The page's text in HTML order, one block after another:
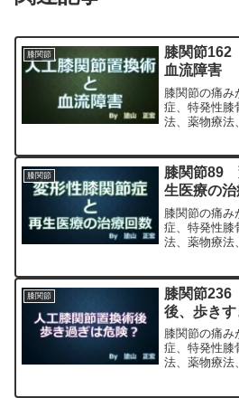
膝関節
膝関節162
血流障害
膝関節の痛み
症、特発性膝
法、薬物療法
専門医（人工
宏が色々と説
膝関節
膝関節89
生医療の
膝関節の痛み
症、特発性膝
法、薬物療法
専門医（人工
宏が色々と説
膝関節
膝関節
後、歩き
膝関節の痛み
症、特発性膝
法、薬物療法